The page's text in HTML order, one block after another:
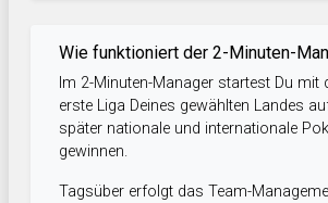
Wie funktioniert der 2-Minuten-
Im 2-Minuten-Manager startest Du mit
erste Liga Deines gewählten Landes
später nationale und internationale
gewinnen.
Tagsüber erfolgt das Team-